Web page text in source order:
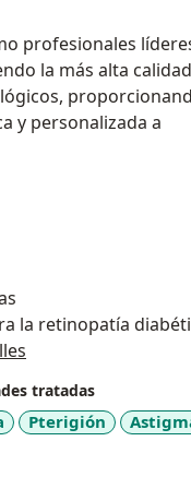
profesionales
la más alta calidad
y personalizada a
y comprometidos
la experiencia del
hasta la
a nivel
un acceso
de alta
la retinopatía
tratadas
Pterigión